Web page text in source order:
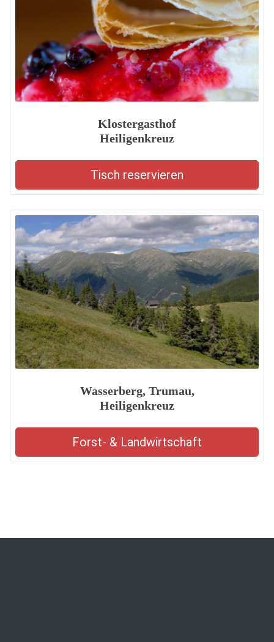
Klostergasthof
Heiligenkreuz
Tisch reservieren
Wasserberg, Trumau,
Heiligenkreuz
Forst- & Landwirtschaft